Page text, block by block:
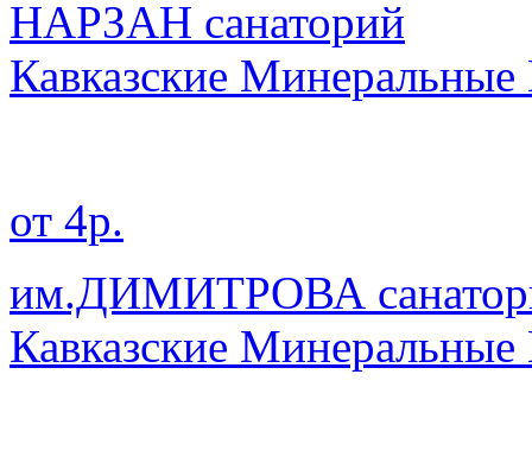
НАРЗАН санаторий
Кавказские
от 4р.
им.ДИМИТРОВА
Кавказские